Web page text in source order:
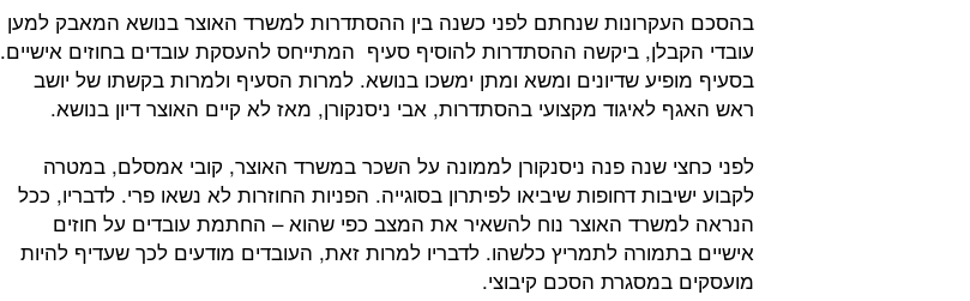
בהסכם העקרונות שנחתם לפני כשנה בין ההסתדרות למשרד האוצר בנושא המאבק למען
עובדי הקבלן, ביקשה ההסתדרות להוסיף סעיף המתייחס להעסקת עובדים בחוזים אישיים.
בסעיף מופיע שדיונים ומשא ומתן ימשכו בנושא. למרות הסעיף ולמרות בקשתו של יושב
ראש האגף לאיגוד מקצועי בהסתדרות, אבי ניסנקורן, מאז לא קיים האוצר דיון בנושא.
לפני כחצי שנה פנה ניסנקורן לממונה על השכר במשרד האוצר, קובי אמסלם, במטרה
לקבוע ישיבות דחופות שיביאו לפיתרון בסוגייה. הפניות החוזרות לא נשאו פרי. לדבריו, ככל
הנראה למשרד האוצר נוח להשאיר את המצב כפי שהוא – החתמת עובדים על חוזים
אישיים בתמורה לתמריץ כלשהו. לדבריו למרות זאת, העובדים מודעים לכך שעדיף להיות
מועסקים במסגרת הסכם קיבוצי.